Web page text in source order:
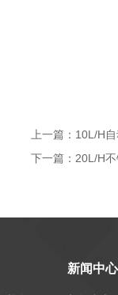
上一篇： 10L/H
下一篇： 20L/H
新闻中心